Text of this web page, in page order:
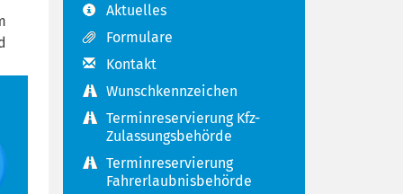
Aktuelles
Formulare
Kontakt
Wunschkennzeichen
Terminreservierung Kfz-
Zulassungsbehörde
Terminreservierung
Fahrerlaubnisbehörde